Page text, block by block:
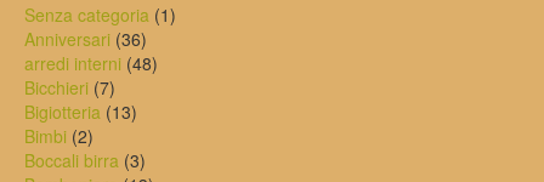
Senza categoria 11
Anniversari 3636
prodotti
arredi interni 4848
Bicchieri 77
prodotti
Bigiotteria 1313
Bimbi 22
prodotti
Boccali birra 33